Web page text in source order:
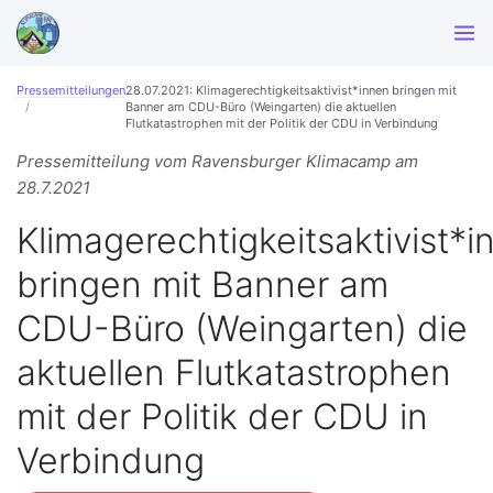
Pressemitteilungen28.07.2021: Klimagerechtigkeitsaktivist*innen bringen mit
Banner am CDU-Büro (Weingarten) die aktuellen
Flutkatastrophen mit der Politik der CDU in Verbindung
Pressemitteilung vom Ravensburger Klimacamp am
28.7.2021
bringen mit Banner am
CDU-Büro (Weingarten) die
aktuellen Flutkatastrophen
mit der Politik der CDU in
Verbindung